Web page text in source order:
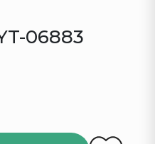
06883